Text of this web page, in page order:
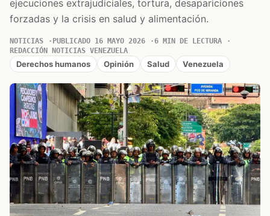
ejecuciones extrajudiciales, tortura, desapariciones
forzadas y la crisis en salud y alimentación.
NOTICIAS PUBLICADO 16 MAYO 2026
6 MIN DE LECTURA
REDACCIÓN NOTICIAS VENEZUELA
Derechos humanos Opinión Salud Venezuela